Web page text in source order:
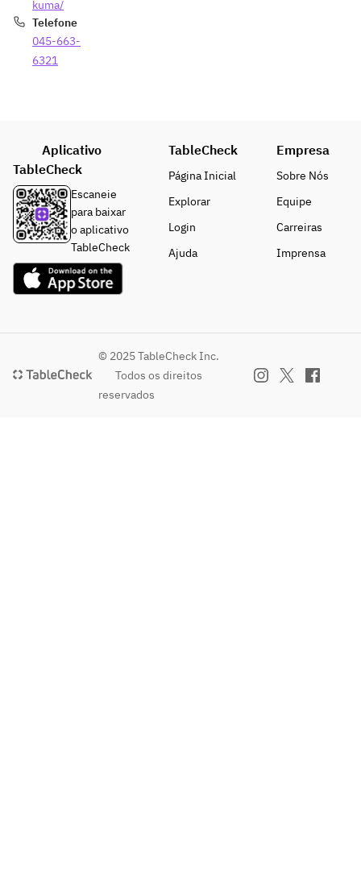
kuma/
Telefone
045-663-
6321
Aplicativo
TableCheck
Escaneie
para baixar
o aplicativo
TableCheck
TableCheck
Página Inicial
Explorar
Login
Ajuda
Empresa
Sobre Nós
Equipe
Carreiras
Imprensa
© 2025 TableCheck Inc.
Todos os direitos
reservados